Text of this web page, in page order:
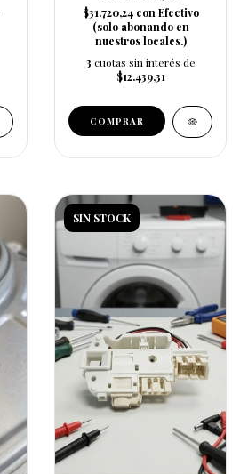
$31.720,24 con Efectivo
(solo abonando en
nuestros locales.)
3 cuotas sin interés de
$12.439,31
SIN STOCK